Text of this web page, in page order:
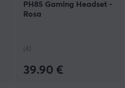
PH85 Gaming Headset -
Rosa
(4)
39.90 €